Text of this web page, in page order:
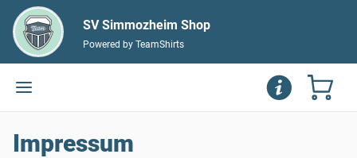
SV Simmozheim Shop
Powered by TeamShirts
Impressum